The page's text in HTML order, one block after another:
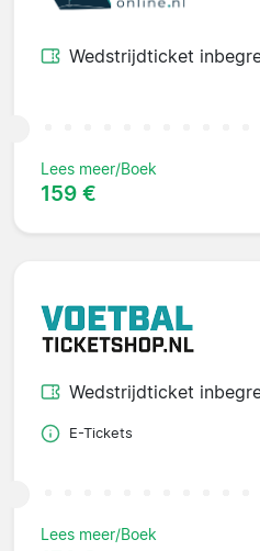
Wedstrijdticket
Lees meer/Boek
159 €
Wedstrijdticket
E-Tickets
Lees meer/Boek